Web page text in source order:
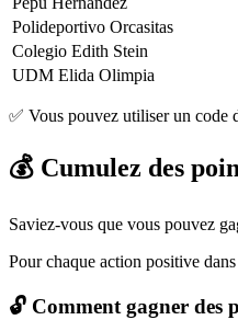
Polideportivo Orcasitas
Colegio Edith Stein
UDM Elida Olimpia
✅ Vous pouvez utiliser un code
💰 Cumulez des
Saviez-vous que vous pouvez
Pour chaque action positive
🔓 Comment gagner des